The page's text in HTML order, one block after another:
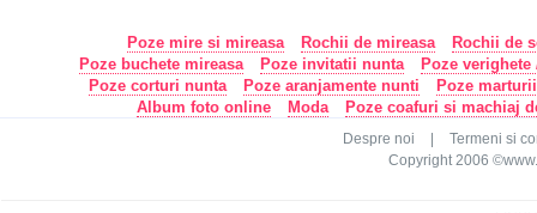
Poze mire si mireasa Rochii de mireasa
Rochii de
Poze buchete mireasa
Poze invitatii nunta
Poze
Poze corturi nunta
Poze aranjamente nunti
Poze
Album foto online
Moda Poze coafuri si machiaj
Despre noi
Termeni si
Copyright 2006